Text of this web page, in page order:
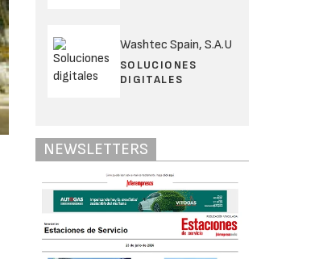
Washtec Spain, S.A.U
SOLUCIONES
DIGITALES
NEWSLETTERS